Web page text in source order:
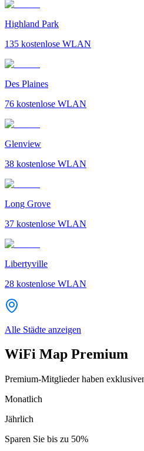
Highland Park
135 kostenlose WLAN
Des Plaines
76 kostenlose WLAN
Glenview
38 kostenlose WLAN
Long Grove
37 kostenlose WLAN
Libertyville
28 kostenlose WLAN
Alle Städte anzeigen
WiFi Map Premium
Premium-Mitglieder haben
Monatlich
Jährlich
Sparen Sie bis zu 50%